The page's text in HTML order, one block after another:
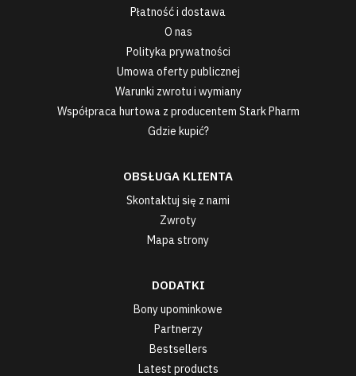
Płatność i dostawa
O nas
Polityka prywatności
Umowa oferty publicznej
Warunki zwrotu i wymiany
Współpraca hurtowa z producentem Stark Pharm
Gdzie kupić?
OBSŁUGA KLIENTA
Skontaktuj się z nami
Zwroty
Mapa strony
DODATKI
Bony upominkowe
Partnerzy
Bestsellers
Latest products